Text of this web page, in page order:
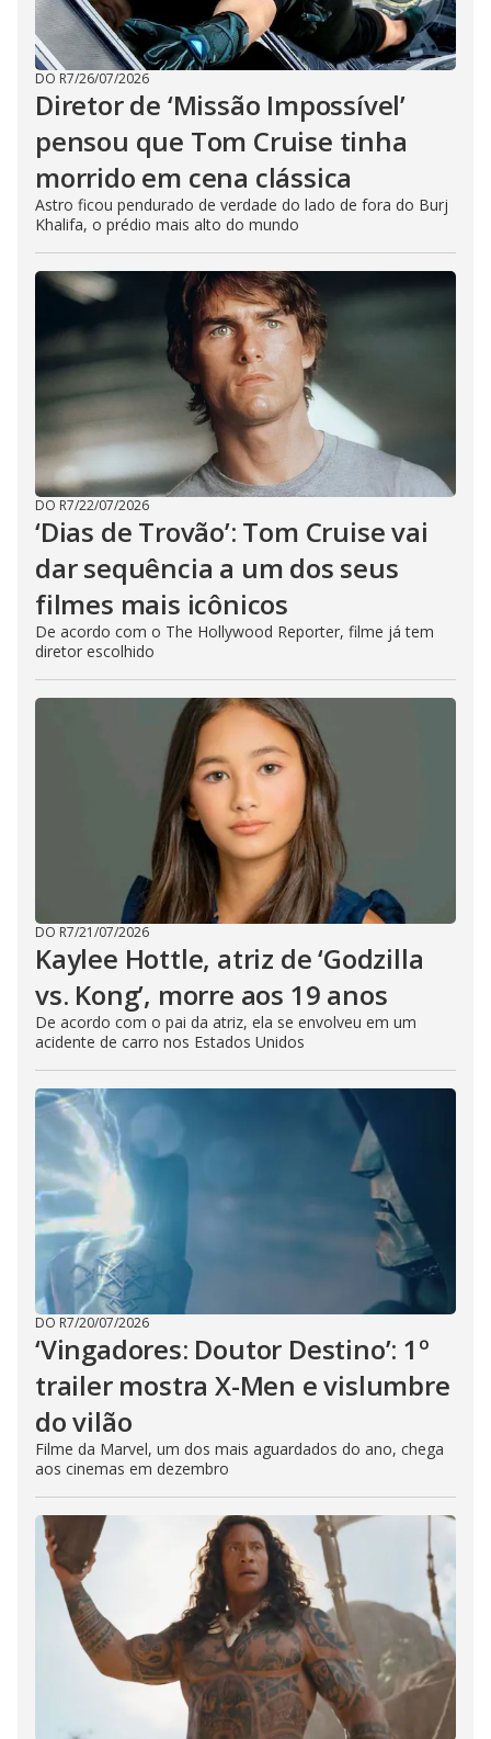
DO R7/26/07/2026
Diretor de ‘Missão Impossível’
pensou que Tom Cruise tinha
morrido em cena clássica
Astro ficou pendurado de verdade do lado de fora do Burj
Khalifa, o prédio mais alto do mundo
DO R7/22/07/2026
‘Dias de Trovão’: Tom Cruise vai
dar sequência a um dos seus
filmes mais icônicos
De acordo com o The Hollywood Reporter, filme já tem
diretor escolhido
DO R7/21/07/2026
Kaylee Hottle, atriz de ‘Godzilla
vs. Kong’, morre aos 19 anos
De acordo com o pai da atriz, ela se envolveu em um
acidente de carro nos Estados Unidos
DO R7/20/07/2026
‘Vingadores: Doutor Destino’: 1º
trailer mostra X-Men e vislumbre
do vilão
Filme da Marvel, um dos mais aguardados do ano, chega
aos cinemas em dezembro